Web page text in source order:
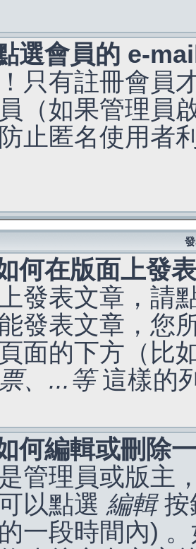
選會員的 e-
只有註冊會員
（如果管理員
止匿名使用者
何在版面上發
發表文章，請
發表文章，您
面的下方（比
、...等這樣的
何編輯或刪除
管理員或版主
以點選 編輯按
一段時間內)